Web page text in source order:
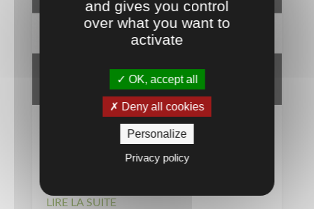
Peinture Traçage Terrain de Sport E-
SPORT TRACE 15kg | Offre Temps 2
LIRE LA SUITE
and gives you control
over what you want to
activate
OK, accept all
Deny all cookies
Personalize
Privacy policy